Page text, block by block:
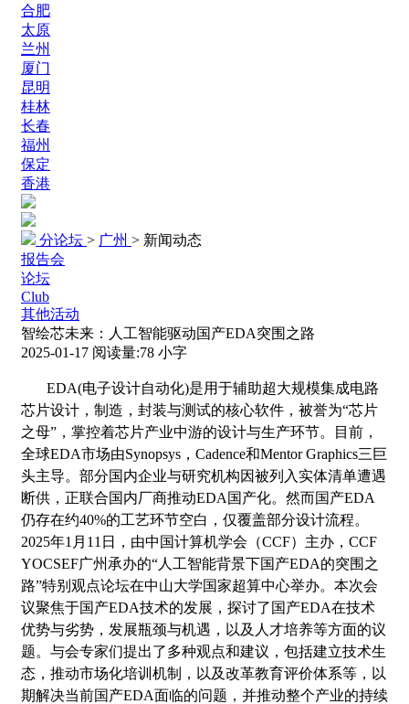
合肥
太原
兰州
厦门
昆明
桂林
长春
福州
保定
香港
分论坛 > 广州 > 新闻动态
报告会
论坛
Club
其他活动
智绘芯未来：人工智能驱动国产EDA突围之路
2025-01-17 阅读量:78 小字
EDA(电子设计自动化)是用于辅助超大规模集成电路
芯片设计，制造，封装与测试的核心软件，被誉为“芯片
之母”，掌控着芯片产业中游的设计与生产环节。目前，
全球EDA市场由Synopsys，Cadence和Mentor Graphics三巨
头主导。部分国内企业与研究机构因被列入实体清单遭遇
断供，正联合国内厂商推动EDA国产化。然而国产EDA
仍存在约40%的工艺环节空白，仅覆盖部分设计流程。
2025年1月11日，由中国计算机学会（CCF）主办，CCF
YOCSEF广州承办的“人工智能背景下国产EDA的突围之
路”特别观点论坛在中山大学国家超算中心举办。本次会
议聚焦于国产EDA技术的发展，探讨了国产EDA在技术
优势与劣势，发展瓶颈与机遇，以及人才培养等方面的议
题。与会专家们提出了多种观点和建议，包括建立技术生
态，推动市场化培训机制，以及改革教育评价体系等，以
期解决当前国产EDA面临的问题，并推动整个产业的持续